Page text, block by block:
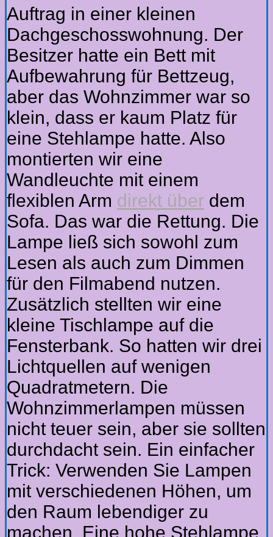
Auftrag in einer kleinen
Dachgeschosswohnung. Der
Besitzer hatte ein Bett mit
Aufbewahrung für Bettzeug,
aber das Wohnzimmer war so
klein, dass er kaum Platz für
eine Stehlampe hatte. Also
montierten wir eine
Wandleuchte mit einem
flexiblen Arm direkt über dem
Sofa. Das war die Rettung. Die
Lampe ließ sich sowohl zum
Lesen als auch zum Dimmen
für den Filmabend nutzen.
Zusätzlich stellten wir eine
kleine Tischlampe auf die
Fensterbank. So hatten wir drei
Lichtquellen auf wenigen
Quadratmetern. Die
Wohnzimmerlampen müssen
nicht teuer sein, aber sie sollten
durchdacht sein. Ein einfacher
Trick: Verwenden Sie Lampen
mit verschiedenen Höhen, um
den Raum lebendiger zu
machen. Eine hohe Stehlampe